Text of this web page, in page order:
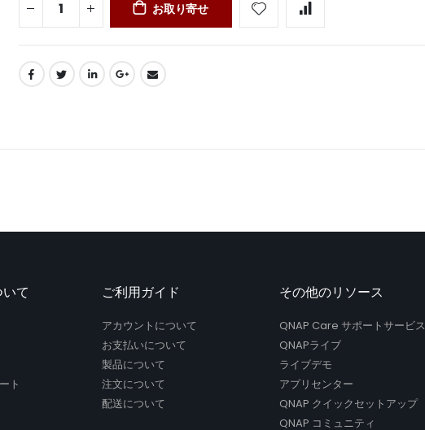
お取り寄せ
て
ト
ご利用ガイド
アカウントについて
お支払いについて
製品について
注文について
配送について
その他のリソース
QNAP Care サポートサービス
QNAPライブ
ライブデモ
アプリセンター
QNAP クイックセットアップ
QNAP コミュニティ